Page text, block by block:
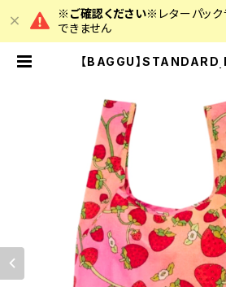
※ご確認ください※ レターパッ
できません
【BAGGU】